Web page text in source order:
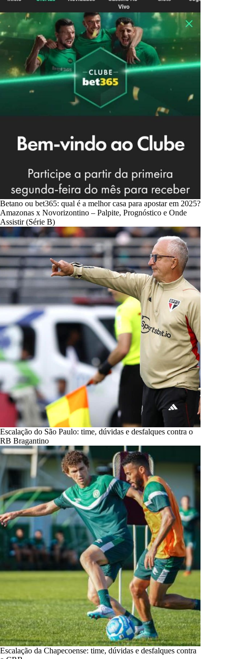
Betano ou bet365: qual é a melhor casa para apostar em 2025?
Amazonas x Novorizontino – Palpite, Prognóstico e Onde
Assistir (Série B)
Escalação do São Paulo: time, dúvidas e desfalques contra o
RB Bragantino
Escalação da Chapecoense: time, dúvidas e desfalques contra